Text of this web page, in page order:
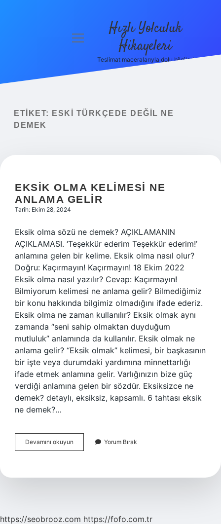
Yasal Uyarı
menüyü
Hızlı Yolculuk
Hikayeleri
Teslimat maceralarıyla dolu bilgiler!
ETIKET:
ESKI TÜRKÇEDE DEĞIL NE
DEMEK
EKSIK OLMA KELIMESI NE
ANLAMA GELIR
Tarih: Ekim 28, 2024
Eksik olma sözü ne demek? AÇIKLAMANIN
AÇIKLAMASI. ‘Teşekkür ederim Teşekkür ederim!’
anlamına gelen bir kelime. Eksik olma nasıl olur?
Doğru: Kaçırmayın! Kaçırmayın! 18 Ekim 2022
Eksik olma nasıl yazılır? Cevap: Kaçırmayın!
Bilmiyorum kelimesi ne anlama gelir? Bilmediğimiz
bir konu hakkında bilgimiz olmadığını ifade ederiz.
Eksik olma ne zaman kullanılır? Eksik olmak aynı
zamanda “seni sahip olmaktan duyduğum
mutluluk” anlamında da kullanılır. Eksik olmak ne
anlama gelir? “Eksik olmak” kelimesi, bir başkasının
bir işte veya durumdaki yardımına minnettarlığı
ifade etmek anlamına gelir. Varlığınızın bize güç
verdiği anlamına gelen bir sözdür. Eksiksizce ne
demek? detaylı, eksiksiz, kapsamlı. 6 tahtası eksik
ne demek?…
Devamını okuyun
Olma
Anlama
Yorum Bırak
https://seobrooz.com https://fofo.com.tr